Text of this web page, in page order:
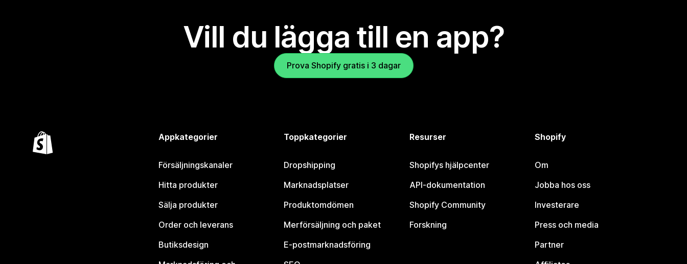
Vill du lägga till en app?
Prova Shopify gratis i 3 dagar
Appkategorier
Försäljningskanaler
Hitta produkter
Sälja produkter
Order och leverans
Butiksdesign
Toppkategorier
Dropshipping
Marknadsplatser
Produktomdömen
Merförsäljning och paket
E-postmarknadsföring
Resurser
Shopifys hjälpcenter
API-dokumentation
Shopify Community
Forskning
Shopify
Om
Jobba hos oss
Investerare
Press och media
Partner